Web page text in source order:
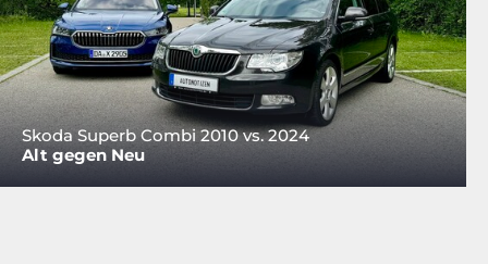
Skoda Superb Combi 2010 vs. 2024
Alt gegen Neu